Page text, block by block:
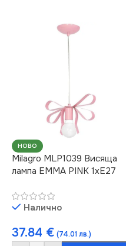
НОВО
Milagro MLP1039 Висяща
лампа EMMA PINK 1xE27
Налично
37.84 € (74.01 лв.)